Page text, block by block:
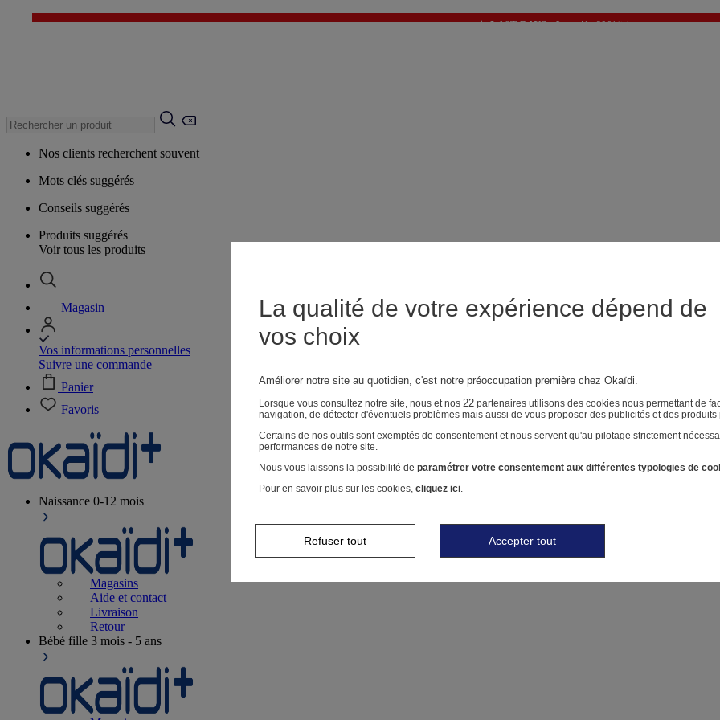
✨ LAST DAYS : Jusqu'à -60%* ✨
Nos clients recherchent souvent
Mots clés suggérés
Conseils suggérés
Produits suggérés
Voir tous les produits
Magasin
Vos informations personnelles
Suivre une commande
Panier
Favoris
Naissance 0-12 mois
Magasins
Aide et contact
Livraison
Retour
Bébé fille 3 mois - 5 ans
La qualité de votre expérience dépend de
vos choix
Améliorer notre site au quotidien, c'est notre préoccupation première chez Okaïdi.
Lorsque vous consultez notre site, nous et nos 22 partenaires utilisons des cookies nous permettant de
navigation, de détecter d'éventuels problèmes mais aussi de vous proposer des publicités et des
Certains de nos outils sont exemptés de consentement et nous servent qu'au pilotage strictement
performances de notre site.
Nous vous laissons la possibilité de paramétrer votre consentement aux différentes typologies de
Pour en savoir plus sur les cookies, cliquez ici.
Refuser tout Accepter tout